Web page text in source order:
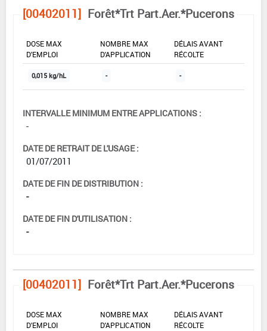
[00402011] Forêt*Trt Part.Aer.*Pucerons
DOSE MAX
D'EMPLOI
NOMBRE MAX
D'APPLICATION
DÉLAIS AVANT
RÉCOLTE
0,015 kg/hL - -
INTERVALLE MINIMUM ENTRE APPLICATIONS :
-
DATE DE RETRAIT DE L'USAGE :
01/07/2011
DATE DE FIN DE DISTRIBUTION :
-
DATE DE FIN D'UTILISATION :
-
[00402011] Forêt*Trt Part.Aer.*Pucerons
DOSE MAX
D'EMPLOI
NOMBRE MAX
D'APPLICATION
DÉLAIS AVANT
RÉCOLTE